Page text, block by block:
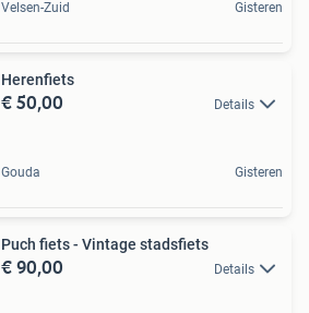
Velsen-Zuid Gisteren
Herenfiets
€ 50,00 Details
Gouda Gisteren
Puch fiets - Vintage stadsfiets
€ 90,00 Details